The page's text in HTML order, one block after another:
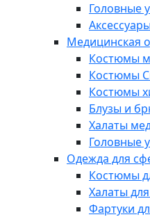
Головные
Аксессуары
Медицинская
Костюмы
Костюмы
Костюмы
Блузы и
Халаты
Головные
Одежда для
Костюмы
Халаты
Фартуки